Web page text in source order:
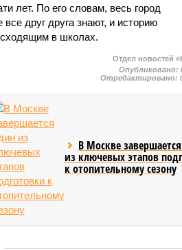
лет. По его словам, весь город
друг друга знают, и историю
в школах.
Отдел новостей
Опубликовано:
Отредактировано:
В Москве
из ключевых этапов
к отопительному сезону